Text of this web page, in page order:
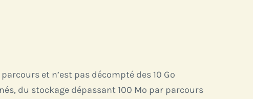
et n’est pas décompté des 10 Go
du stockage dépassant 100 Mo par parcours